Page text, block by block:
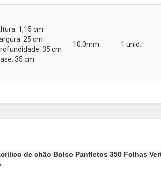
1,15 cm
Largura: 25 cm
35 cm
35 cm
10.0mm 1 unid.
de chão Bolso Panfletos 350 Folhas